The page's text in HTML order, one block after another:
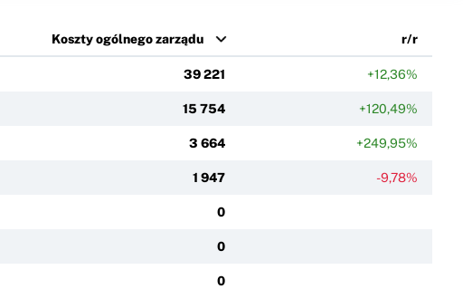
Koszty ogólnego zarządu r/r
39 221 +12,36%
15 754 +120,49%
3 664 +249,95%
1 947 -9,78%
0
0
0